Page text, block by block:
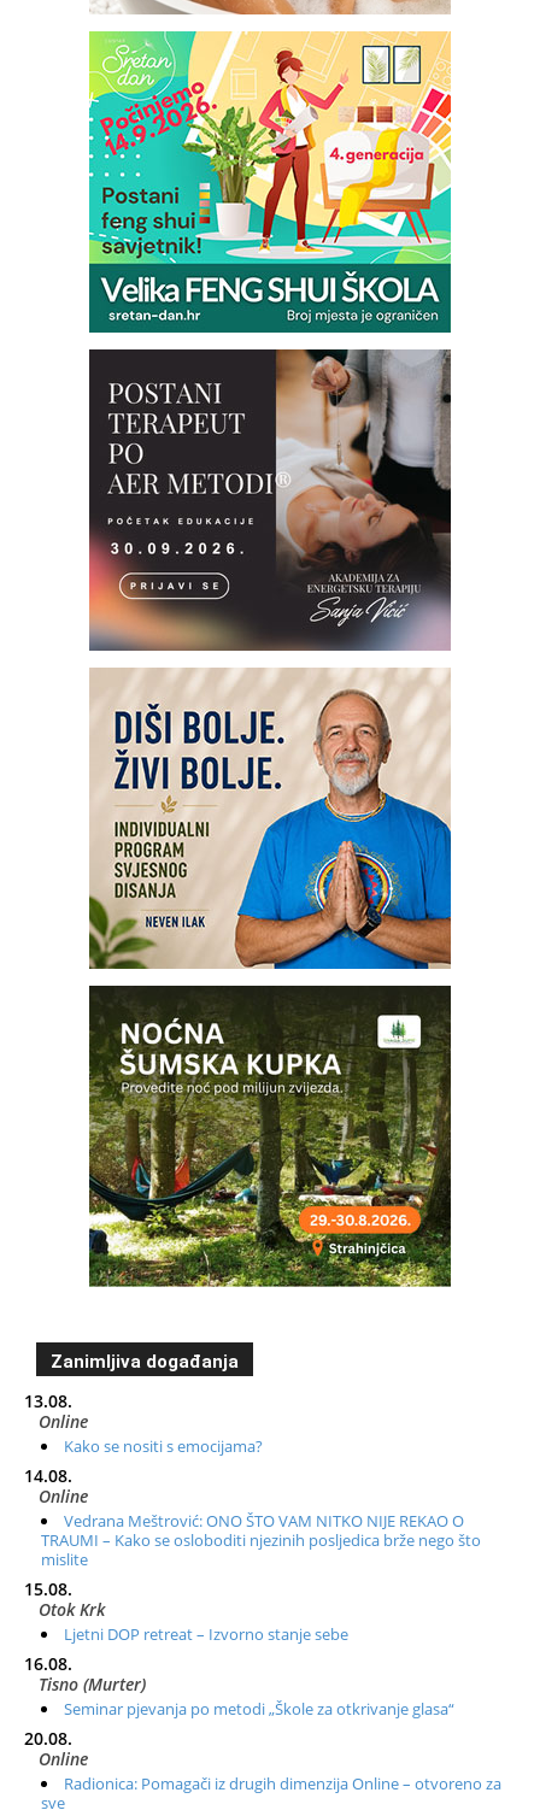
Zanimljiva događanja
13.08.
Online
Kako se nositi s emocijama?
14.08.
Online
Vedrana Meštrović: ONO ŠTO VAM NITKO NIJE REKAO O
TRAUMI – Kako se osloboditi njezinih posljedica brže nego što
mislite
15.08.
Otok Krk
Ljetni DOP retreat – Izvorno stanje sebe
16.08.
Tisno (Murter)
Seminar pjevanja po metodi „Škole za otkrivanje glasa“
20.08.
Online
Radionica: Pomagači iz drugih dimenzija Online – otvoreno za
sve